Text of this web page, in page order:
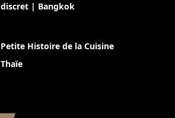
discret | Bangkok
Petite Histoire de la Cuisine
Thaïe